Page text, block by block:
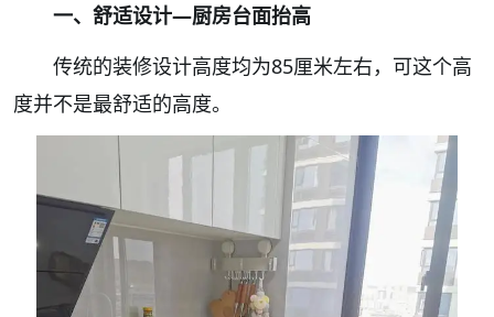
一、舒适设计—厨房台面抬高
传统的装修设计高度均为85厘米左右，可这个高
度并不是最舒适的高度。